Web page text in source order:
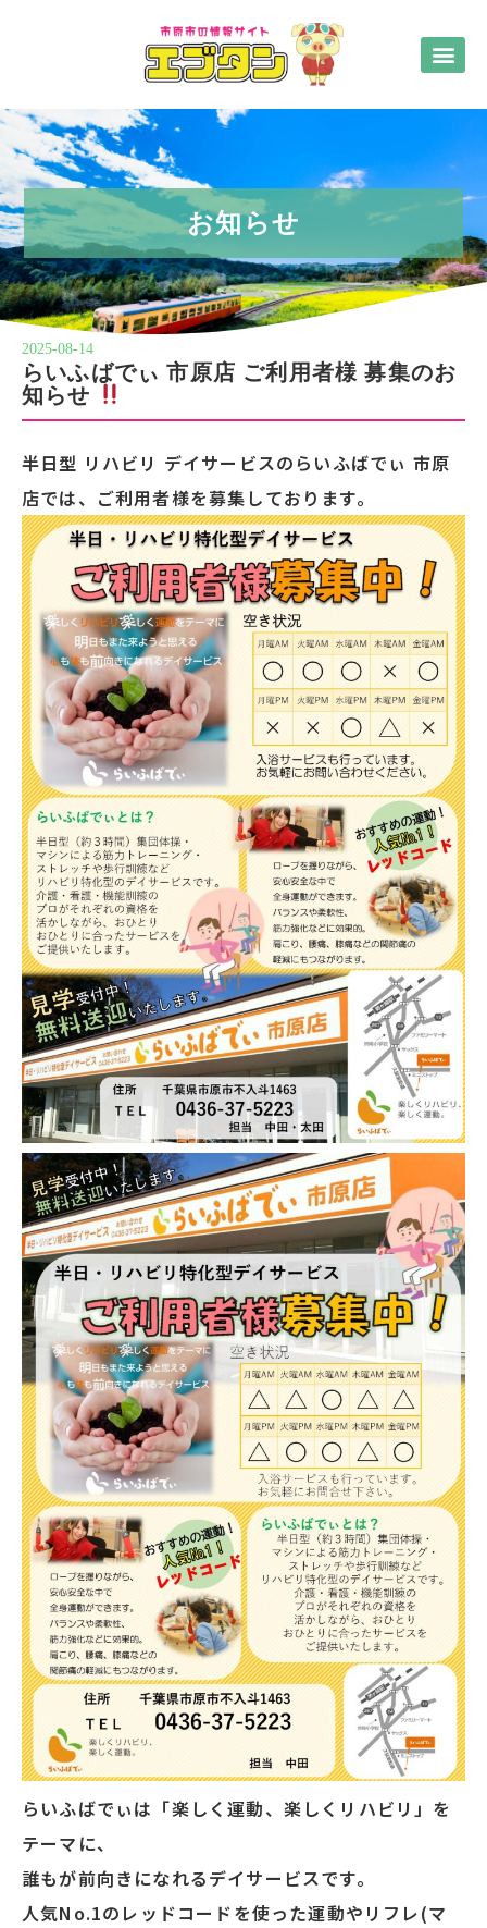
お知らせ
2025-08-14
らいふばでぃ 市原店 ご利用者様 募集のお
知らせ
半日型 リハビリ デイサービスのらいふばでぃ 市原
店では、ご利用者様を募集しております。
らいふばでぃは「楽しく運動、楽しくリハビリ」を
テーマに、
誰もが前向きになれるデイサービスです。
人気No.1のレッドコードを使った運動やリフレ(マ